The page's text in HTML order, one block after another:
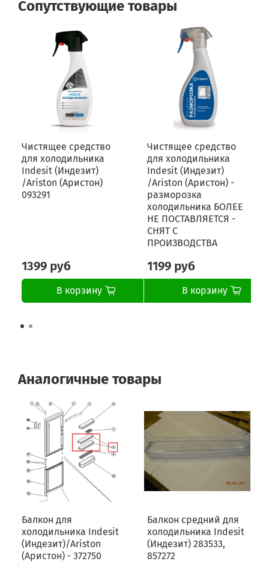
Сопутствующие товары
Чистящее средство
для холодильника
Indesit (Индезит)
/Ariston (Аристон)
093291
1399 руб
В корзину
Чистящее средство
для холодильника
Indesit (Индезит)
/Ariston (Аристон) -
разморозка
холодильника БОЛЕЕ
НЕ ПОСТАВЛЯЕТСЯ -
СНЯТ С
ПРОИЗВОДСТВА
1199 руб
В корзину
Аналогичные товары
Балкон для
холодильника Indesit
(Индезит)/Ariston
(Аристон) - 372750
Балкон средний для
холодильника Indesit
(Индезит) 283533,
857272